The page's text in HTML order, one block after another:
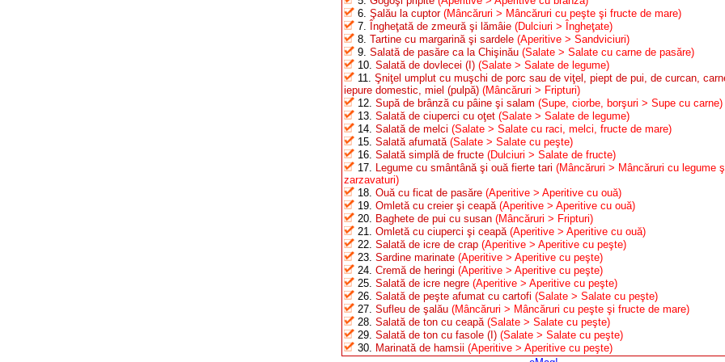
6. Şalău la cuptor (Mâncăruri > Mâncăruri cu peşte şi fructe de mare)
7. Îngheţată de zmeură şi lămâie (Dulciuri > Îngheţate)
8. Tartine cu margarină şi sardele (Aperitive > Sandviciuri)
9. Salată de pasăre ca la Chişinău (Salate > Salate cu carne de pasăre)
10. Salată de dovlecei (I) (Salate > Salate de legume)
11. Şniţel umplut cu muşchi de porc sau de viţel, piept de pui, de curcan,
iepure domestic, miel (pulpă) (Mâncăruri > Fripturi)
12. Supă de brânză cu pâine şi salam (Supe, ciorbe, borşuri > Supe cu carne)
13. Salată de ciuperci cu oţet (Salate > Salate de legume)
14. Salată de melci (Salate > Salate cu raci, melci, fructe de mare)
15. Salată afumată (Salate > Salate cu peşte)
16. Salată simplă de fructe (Dulciuri > Salate de fructe)
17. Legume cu smântână şi ouă fierte tari (Mâncăruri > Mâncăruri cu legume
zarzavaturi)
18. Ouă cu ficat de pasăre (Aperitive > Aperitive cu ouă)
19. Omletă cu creier şi ceapă (Aperitive > Aperitive cu ouă)
20. Baghete de pui cu susan (Mâncăruri > Fripturi)
21. Omletă cu ciuperci şi ceapă (Aperitive > Aperitive cu ouă)
22. Salată de icre de crap (Aperitive > Aperitive cu peşte)
23. Sardine marinate (Aperitive > Aperitive cu peşte)
24. Cremă de heringi (Aperitive > Aperitive cu peşte)
25. Salată de icre negre (Aperitive > Aperitive cu peşte)
26. Salată de peşte afumat cu cartofi (Salate > Salate cu peşte)
27. Sufleu de şalău (Mâncăruri > Mâncăruri cu peşte şi fructe de mare)
28. Salată de ton cu ceapă (Salate > Salate cu peşte)
29. Salată de ton cu fasole (I) (Salate > Salate cu peşte)
30. Marinată de hamsii (Aperitive > Aperitive cu peşte)